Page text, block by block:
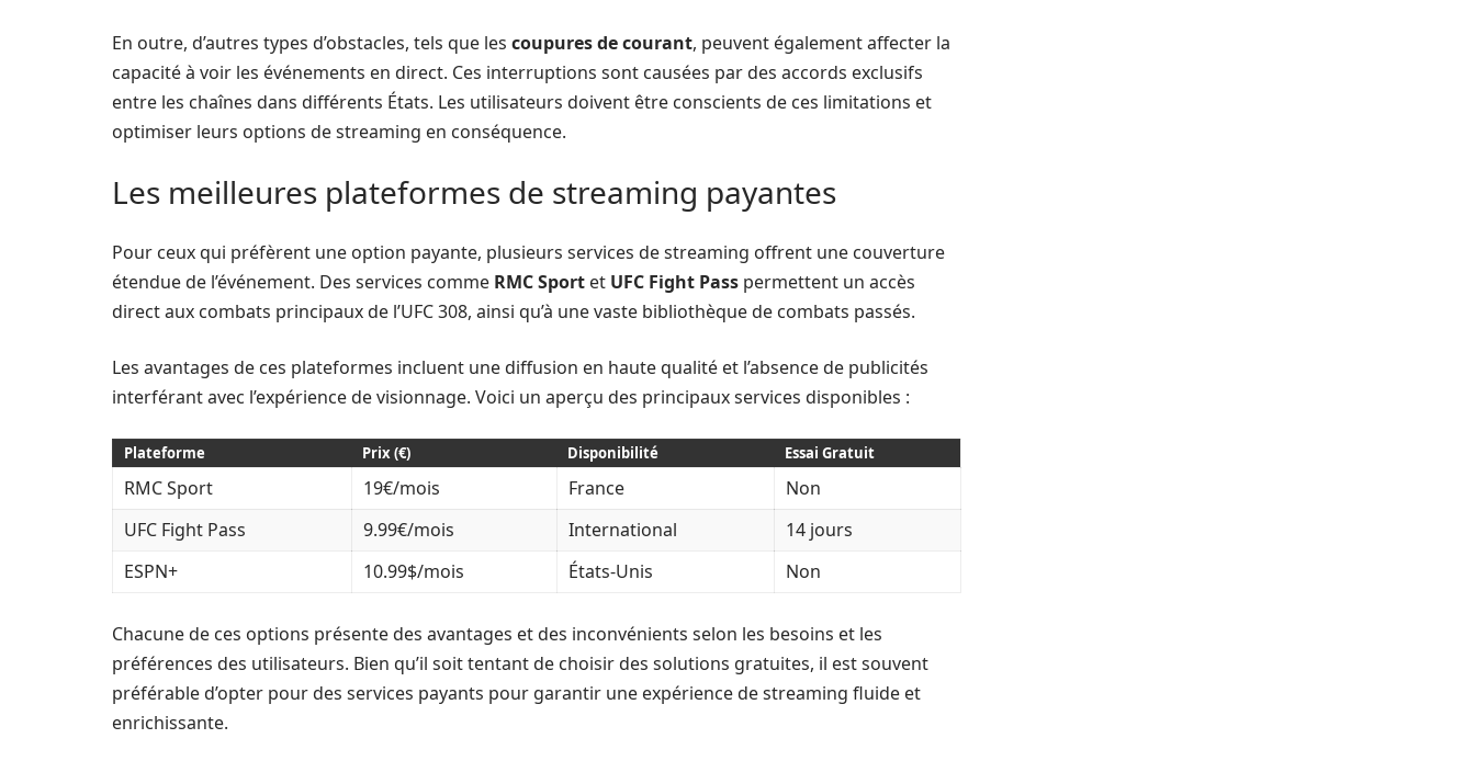
En outre, d’autres types d’obstacles, tels que les coupures de courant, peuvent également affecter la
capacité à voir les événements en direct. Ces interruptions sont causées par des accords exclusifs
entre les chaînes dans différents États. Les utilisateurs doivent être conscients de ces limitations et
optimiser leurs options de streaming en conséquence.
Les meilleures plateformes de streaming payantes
Pour ceux qui préfèrent une option payante, plusieurs services de streaming offrent une couverture
étendue de l’événement. Des services comme RMC Sport et UFC Fight Pass permettent un accès
direct aux combats principaux de l’UFC 308, ainsi qu’à une vaste bibliothèque de combats passés.
Les avantages de ces plateformes incluent une diffusion en haute qualité et l’absence de publicités
interférant avec l’expérience de visionnage. Voici un aperçu des principaux services disponibles :
Plateforme Prix (€) Disponibilité Essai Gratuit
RMC Sport 19€/mois France
Non
UFC Fight Pass
9.99€/mois International
14 jours
ESPN+
10.99$/mois États-Unis Non
Chacune de ces options présente des avantages et des inconvénients selon les besoins et les
préférences des utilisateurs. Bien qu’il soit tentant de choisir des solutions gratuites, il est souvent
préférable d’opter pour des services payants pour garantir une expérience de streaming fluide et
enrichissante.